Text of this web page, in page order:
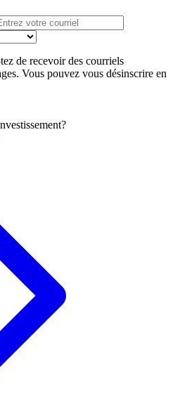
de recevoir des courriels
Vous pouvez vous désinscrire en